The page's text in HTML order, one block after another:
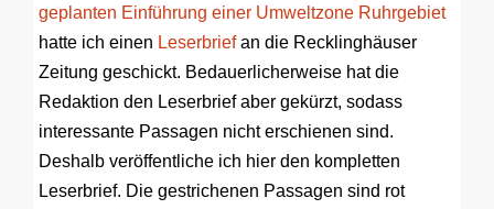
geplanten Einführung einer Umweltzone Ruhrgebiet
hatte ich einen Leserbriefan die Recklinghäuser
Zeitung geschickt. Bedauerlicherweise hat die
Redaktion den Leserbrief aber gekürzt, sodass
interessante Passagen nicht erschienen sind.
Deshalb veröffentliche ich hier den kompletten
Leserbrief. Die gestrichenen Passagen sind rot